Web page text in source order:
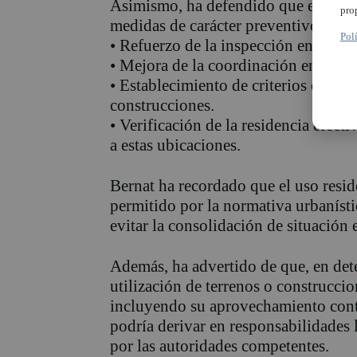
Asimismo, ha defendido que esta
medidas de carácter preventivo como:
• Refuerzo de la inspección en suelo
• Mejora de la coordinación entre
• Establecimiento de criterios
construcciones.
• Verificación de la residencia
a estas ubicaciones.
Bernat ha recordado que el uso
permitido por la normativa
evitar la consolidación de situación
Además, ha advertido de que, en
utilización de terrenos o
incluyendo su aprovechamiento
podría derivar en responsabilidades
por las autoridades competentes.